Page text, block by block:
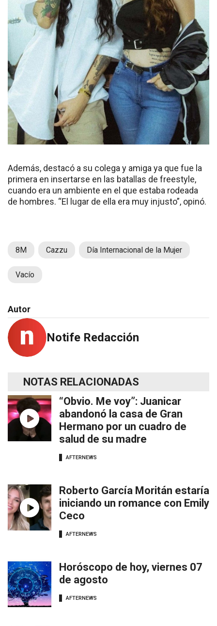
Además, destacó a su colega y amiga ya que fue la
primera en insertarse en las batallas de freestyle,
cuando era un ambiente en el que estaba rodeada
de hombres. “El lugar de ella era muy injusto”, opinó.
8M Cazzu Día Internacional de la Mujer
Vacío
Autor
Notife Redacción
NOTAS RELACIONADAS
“Obvio. Me voy”: Juanicar
abandonó la casa de Gran
Hermano por un cuadro de
salud de su madre
AFTERNEWS
Roberto García Moritán estaría
iniciando un romance con Emily
Ceco
AFTERNEWS
Horóscopo de hoy, viernes 07
de agosto
AFTERNEWS